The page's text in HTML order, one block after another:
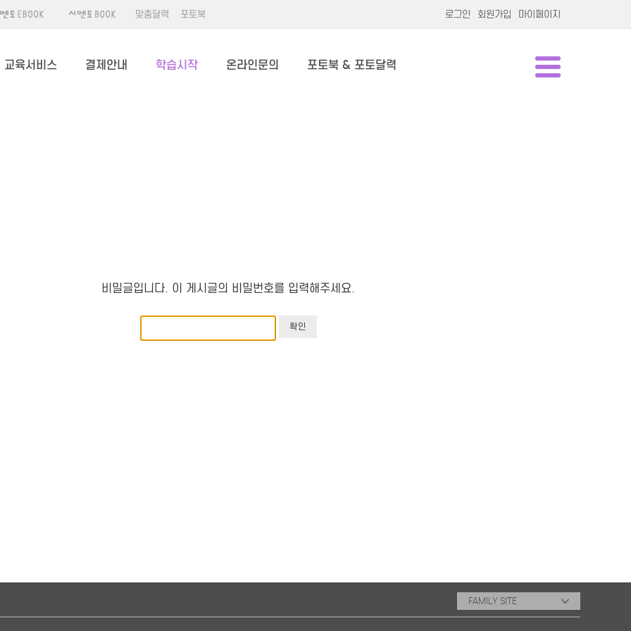
맞춤달력 포토북 로그인 회원가입 마이페이지
교육서비스 결제안내 학습시작 온라인문의 포토북 & 포토달력
비밀글입니다. 이 게시글의 비밀번호를 입력해주세요.
FAMILY SITE